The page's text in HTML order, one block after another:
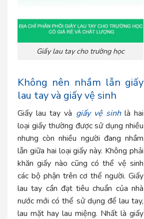
Giấy lau tay cho trường học
Không nên nhầm lẫn giấy
lau tay và giấy vệ sinh
Giấy lau tay và giấy vệ sinhlà hai
loại giấy thường được sử dụng nhiều
nhưng còn nhiều người đang nhầm
lẫn giữa hai loại giấy này. Không phải
khăn giấy nào cũng có thể vệ sinh
các bộ phận trên cơ thể người. Giấy
lau tay cần đạt tiêu chuẩn của nhà
nước mới có thể sử dụng để lau tay,
lau mặt hay lau miệng. Nhất làgiấy